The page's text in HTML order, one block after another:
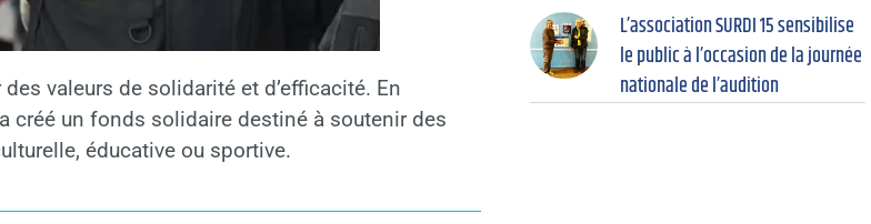
valeurs de solidarité et d’efficacité. En
créé un fonds solidaire destiné à soutenir des
éducative ou sportive.
L’association SURDI 15 sensibilise
le public à l’occasion de la journée
nationale de l’audition